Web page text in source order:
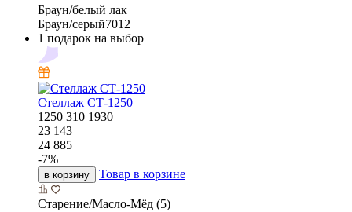
Браун/белый лак
Браун/серый7012
1 подарок на выбор
Стеллаж СТ-1250
1250 310 1930
23 143
24 885
-7%
в корзину Товар в корзине
Старение/Масло-Мёд (5)